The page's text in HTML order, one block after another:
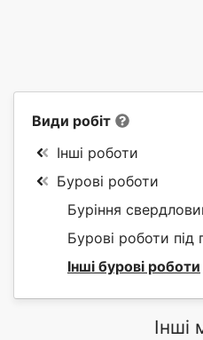
Види робіт
Інші роботи
Бурові роботи
Буріння
Бурові роботи під
Інші бурові роботи
Інші